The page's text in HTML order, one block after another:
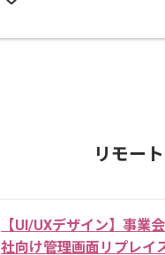
リモー
【UI/UXデザイン】事業会
社向け管理画面リプレイ